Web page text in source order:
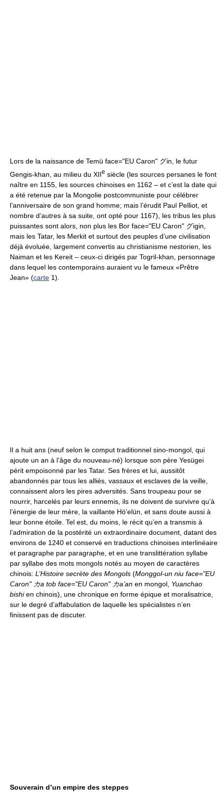
Lors de la naissance de Temü face="EU Caron" グin, le futur
Gengis-khan, au milieu du XIIe siècle (les sources persanes le font
naître en 1155, les sources chinoises en 1162 – et c’est la date qui
a été retenue par la Mongolie postcommuniste pour célébrer
l’anniversaire de son grand homme; mais l’érudit Paul Pelliot, et
nombre d’autres à sa suite, ont opté pour 1167), les tribus les plus
puissantes sont alors, non plus les Bor face="EU Caron" グigin,
mais les Tatar, les Merkit et surtout des peuples d’une civilisation
déjà évoluée, largement convertis au christianisme nestorien, les
Naiman et les Kereit – ceux-ci dirigés par Togril-khan, personnage
dans lequel les contemporains auraient vu le fameux «Prêtre
Jean» (carte 1).
Il a huit ans (neuf selon le comput traditionnel sino-mongol, qui
ajoute un an à l’âge du nouveau-né) lorsque son père Yesügei
périt empoisonné par les Tatar. Ses frères et lui, aussitôt
abandonnés par tous les alliés, vassaux et esclaves de la veille,
connaissent alors les pires adversités. Sans troupeau pour se
nourrir, harcelés par leurs ennemis, ils ne doivent de survivre qu’à
l’énergie de leur mère, la vaillante Hö’elün, et sans doute aussi à
leur bonne étoile. Tel est, du moins, le récit qu’en a transmis à
l’admiration de la postérité un extraordinaire document, datant des
environs de 1240 et conservé en traductions chinoises interlinéaire
et paragraphe par paragraphe, et en une translittération syllabe
par syllabe des mots mongols notés au moyen de caractères
chinois: L’Histoire secrète des Mongols (Monggol-un niu face="EU
Caron" カa tob face="EU Caron" カa’an en mongol, Yuanchao
bishien chinois), une chronique en forme épique et moralisatrice,
sur le degré d’affabulation de laquelle les spécialistes n’en
finissent pas de discuter.
Souverain d’un empire des steppes